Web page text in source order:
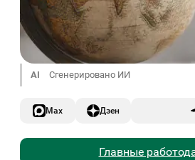
AI Сгенерировано ИИ
Max Дзен
Главные